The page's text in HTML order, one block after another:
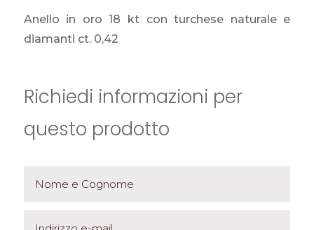
Anello in oro 18 kt con turchese naturale e
diamanti ct. 0,42
Richiedi informazioni per
questo prodotto